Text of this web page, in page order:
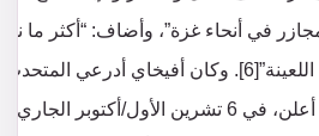
في أنحاء غزة”، وأضاف: “أكثر ما
هو استمرار هذه الحرب اللعينة”[6]. وكان أفيخاي أدرعي المتحدث
باسم جيش الاحتلال قد أعلن، في 6 تشرين الأول/أكتوبر الجاري،